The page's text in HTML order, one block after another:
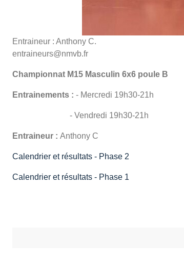
Entraineur : Anthony C.
entraineurs@nmvb.fr
Championnat M15 Masculin 6x6 poule B
Entrainements : - Mercredi 19h30-21h
- Vendredi 19h30-21h
Entraineur : Anthony C
Calendrier et résultats - Phase 2
Calendrier et résultats - Phase 1